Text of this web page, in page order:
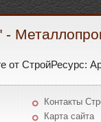
от СтройРесурс:
Контакты
Карта сайта